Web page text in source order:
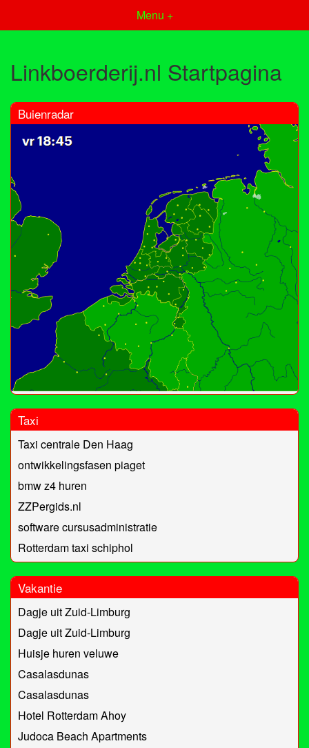
Menu +
Linkboerderij.nl Startpagina
Buienradar
Taxi
Taxi centrale Den Haag
ontwikkelingsfasen piaget
bmw z4 huren
ZZPergids.nl
software cursusadministratie
Rotterdam taxi schiphol
Vakantie
Dagje uit Zuid-Limburg
Dagje uit Zuid-Limburg
Huisje huren veluwe
Casalasdunas
Casalasdunas
Hotel Rotterdam Ahoy
Judoca Beach Apartments